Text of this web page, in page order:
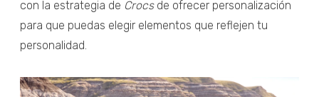
con la estrategia de Crocsde ofrecer personalización
para que puedas elegir elementos que reflejen tu
personalidad.